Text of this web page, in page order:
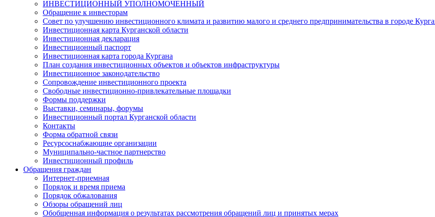
ИНВЕСТИЦИОННЫЙ УПОЛНОМОЧЕННЫЙ
Обращение к инвесторам
Совет по улучшению инвестиционного климата и развитию малого и среднего предпринимательства в городе
Инвестиционная карта Курганской области
Инвестиционная декларация
Инвестиционный паспорт
Инвестиционная карта города Кургана
План создания инвестиционных объектов и объектов инфраструктуры
Инвестиционное законодательство
Сопровождение инвестиционного проекта
Свободные инвестиционно-привлекательные площадки
Формы поддержки
Выставки, семинары, форумы
Инвестиционный портал Курганской области
Контакты
Форма обратной связи
Ресурсоснабжающие организации
Муниципально-частное партнерство
Инвестиционный профиль
Обращения граждан
Интернет-приемная
Порядок и время приема
Порядок обжалования
Обзоры обращений лиц
Обобщенная информация о результатах рассмотрения обращений лиц и принятых мерах